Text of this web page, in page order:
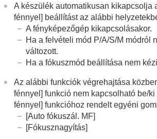
Felv. mód kivál. kép.
Auto visszanéz.(állókép)
Hátralévő felv. kij.(állókép)
Rácsvonal megjel. (állókép/
Rácsvonal típusa
Élő nézet kijelz. beál.
Felvétel Előnézete
Ellenőrzés fénnyel
Hangs. meg. FELV
Jelölő megjelen.
Jelölő megjelen.
Gamma kijelz. segéd
A készülék automatikusan kikapcsolja
fénnyel] beállítást az alábbi
A fényképezőgép kikapcsolásakor.
Ha a felvételi mód P/A/S/M módról
változott.
Ha a fókuszmód beállítása nem
Az alábbi funkciók végrehajtása
fénnyel] funkció nem kapcsolható be/ki
fénnyel] funkcióhoz rendelt egyéni
[Auto fókuszál. MF]
[Fókusznagyítás]